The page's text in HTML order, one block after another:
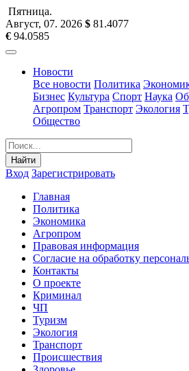
Пятница.
Август, 07. 2026 $ 81.4077
€ 94.0585
Новости
Все новости Политика
Бизнес Культура Спорт Наука
Агропром Транспорт Экология
Общество
Найти
Вход Зарегистрировать
Главная
Политика
Экономика
Агропром
Правовая информация
Согласие на обработку
Контакты
О проекте
Криминал
ЧП
Туризм
Экология
Транспорт
Происшествия